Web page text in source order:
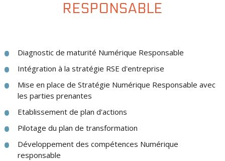
RESPONSABLE
Diagnostic de maturité Numérique Responsable
Intégration à la stratégie RSE d'entreprise
Mise en place de Stratégie Numérique Responsable avec
les parties prenantes
Etablissement de plan d'actions
Pilotage du plan de transformation
Développement des compétences Numérique
responsable